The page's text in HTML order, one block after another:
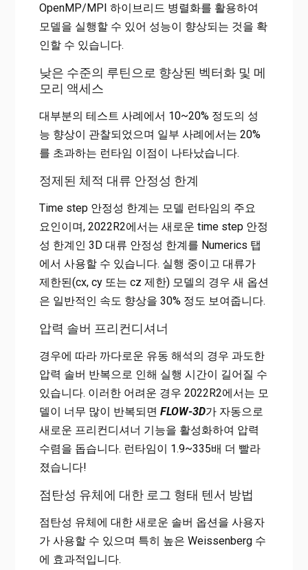
OpenMP/MPI 하이브리드 병렬화를 활용하여
모델을 실행할 수 있어 성능이 향상되는 것을 확
인할 수 있습니다.
낮은 수준의 루틴으로 향상된 벡터화 및 메
모리 액세스
대부분의 테스트 사례에서 10~20% 정도의 성
능 향상이 관찰되었으며 일부 사례에서는 20%
를 초과하는 런타임 이점이 나타났습니다.
정제된 체적 대류 안정성 한계
Time step 안정성 한계는 모델 런타임의 주요
요인이며, 2022R2에서는 새로운 time step 안정
성 한계인 3D 대류 안정성 한계를 Numerics 탭
에서 사용할 수 있습니다. 실행 중이고 대류가
제한된(cx, cy 또는 cz 제한) 모델의 경우 새 옵션
은 일반적인 속도 향상을 30% 정도 보여줍니다.
압력 솔버 프리컨디셔너
경우에 따라 까다로운 유동 해석의 경우 과도한
압력 솔버 반복으로 인해 실행 시간이 길어질 수
있습니다. 이러한 어려운 경우 2022R2에서는 모
델이 너무 많이 반복되면 FLOW-3D가 자동으로
새로운 프리컨디셔너 기능을 활성화하여 압력
수렴을 돕습니다. 런타임이 1.9~335배 더 빨라
졌습니다!
점탄성 유체에 대한 로그 형태 텐서 방법
점탄성 유체에 대한 새로운 솔버 옵션을 사용자
가 사용할 수 있으며 특히 높은 Weissenberg 수
에 효과적입니다.